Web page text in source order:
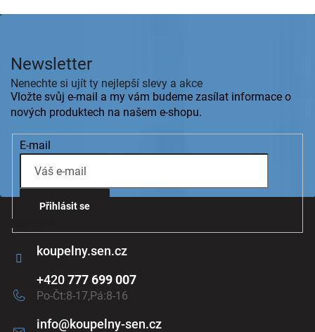
k
i
s
u
Z
Kontakt
info@koupelny-sen.cz
+420777 699 007
Po-Čt:8-17,Pá:8-16
koupelny.sen.cz
Newsletter
Nenechte si ujít ty nejlepší slevy a akce
Vložte svůj e-mail a my vám budeme zasílat informace o
nových produktech na našem e-shopu.
E-mail
Přihlásit se